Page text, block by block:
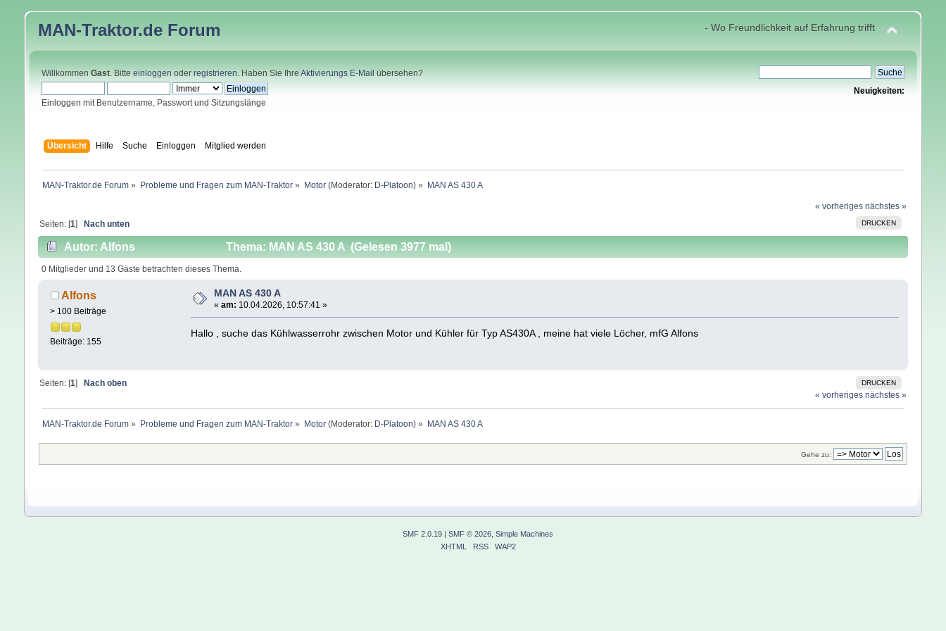
MAN-Traktor.de Forum - Wo Freundlichkeit auf Erfahrung trifft
Willkommen Gast. Bitte einloggen oder registrieren. Haben Sie Ihre Aktivierungs E-Mail übersehen?
Einloggen mit Benutzername, Passwort und Sitzungslänge
Neuigkeiten:
Übersicht Hilfe Suche Einloggen Mitglied werden
MAN-Traktor.de Forum » Probleme und Fragen zum MAN-Traktor » Motor (Moderator: D-Platoon) » MAN AS 430 A
« vorheriges nächstes »
DRUCKEN
Seiten: [1]Nach unten
Autor: Alfons Thema: MAN AS 430 A (Gelesen 3977 mal)
0 Mitglieder und 13 Gäste betrachten dieses Thema.
Alfons
> 100 Beiträge
Beiträge: 155
MAN AS 430 A
« am: 10.04.2026, 10:57:41 »
Hallo , suche das Kühlwasserrohr zwischen Motor und Kühler für Typ AS430A , meine hat viele Löcher, mfG Alfons
DRUCKEN
Seiten: [1]
Nach oben
« vorheriges nächstes »
MAN-Traktor.de Forum » Probleme und Fragen zum MAN-Traktor » Motor (Moderator: D-Platoon) » MAN AS 430 A
Gehe zu:
SMF 2.0.19 |SMF © 2026 ,Simple Machines
XHTML
RSS WAP2